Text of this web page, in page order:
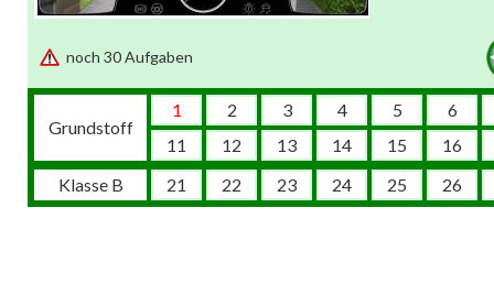
noch 30 Aufgaben
Grundstoff
1 2 3 4 5
6
11
12 13 14 15
16
Klasse B
21 22 23 24 25 26